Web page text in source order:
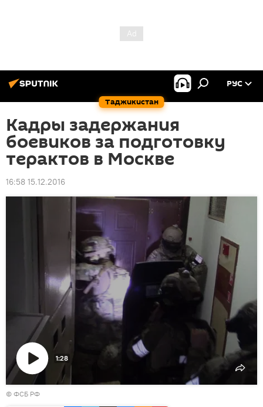
Таджикистан
РУС
Кадры задержания
боевиков за подготовку
терактов в Москве
16:58 15.12.2016
Воспроизвести
видео
1:28
© ФСБ РФ